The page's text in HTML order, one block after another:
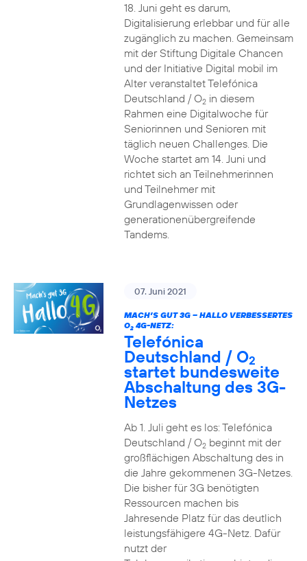
18. Juni geht es darum,
Digitalisierung erlebbar und für alle
zugänglich zu machen. Gemeinsam
mit der Stiftung Digitale Chancen
und der Initiative Digital mobil im
Alter veranstaltet Telefónica
Deutschland / O2in diesem
Rahmen eine Digitalwoche für
Seniorinnen und Senioren mit
täglich neuen Challenges. Die
Woche startet am 14. Juni und
richtet sich an Teilnehmerinnen
und Teilnehmer mit
Grundlagenwissen oder
generationenübergreifende
Tandems.
07. Juni 2021
MACH’S GUT 3G – HALLO VERBESSERTES
O24G-NETZ:
Telefónica
Deutschland / O2
startet bundesweite
Abschaltung des 3G-
Netzes
Ab 1. Juli geht es los: Telefónica
Deutschland / O2beginnt mit der
großflächigen Abschaltung des in
die Jahre gekommenen 3G-Netzes.
Die bisher für 3G benötigten
Ressourcen machen bis
Jahresende Platz für das deutlich
leistungsfähigere 4G-Netz. Dafür
nutzt der